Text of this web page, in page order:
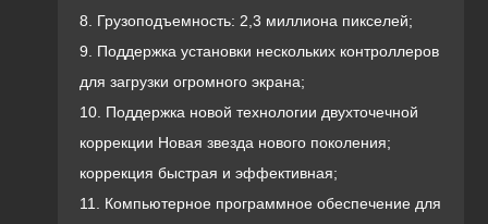
8. Грузоподъемность: 2,3 миллиона пикселей;
9. Поддержка установки нескольких контроллеров
для загрузки огромного экрана;
10. Поддержка новой технологии двухточечной
коррекции Новая звезда нового поколения;
коррекция быстрая и эффективная;
11. Компьютерное программное обеспечение для